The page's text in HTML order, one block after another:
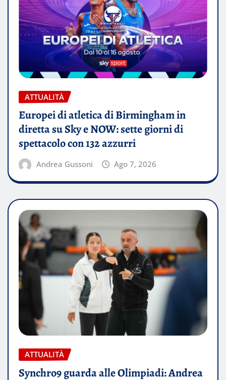
ATTUALITÀ
Europei di atletica di Birmingham in
diretta su Sky e NOW: sette giorni di
spettacolo con 132 azzurri
Andrea Gussoni Ago 7, 2026
ATTUALITÀ
Synchro9 guarda alle Olimpiadi: Andrea